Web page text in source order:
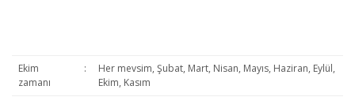
Ekim
zamanı
:
Her mevsim, Şubat, Mart, Nisan, Mayıs, Haziran, Eylül,
Ekim, Kasım